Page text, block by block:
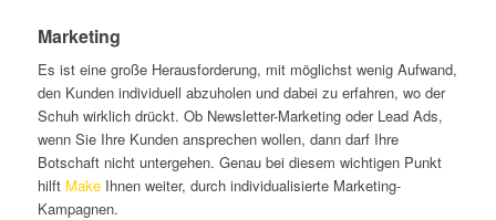
Marketing
Es ist eine große Herausforderung, mit möglichst wenig Aufwand,
den Kunden individuell abzuholen und dabei zu erfahren, wo der
Schuh wirklich drückt. Ob Newsletter-Marketing oder Lead Ads,
wenn Sie Ihre Kunden ansprechen wollen, dann darf Ihre
Botschaft nicht untergehen. Genau bei diesem wichtigen Punkt
hilft MakeIhnen weiter, durch individualisierte Marketing-
Kampagnen.